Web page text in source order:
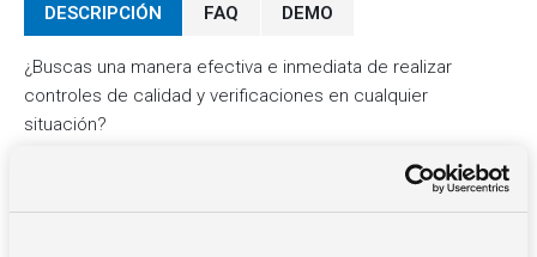
DESCRIPCIÓN FAQ DEMO
¿Buscas una manera efectiva e inmediata de realizar
controles de calidad y verificaciones en cualquier
situación?
¡Con la App ZAudit, gestionar las inspecciones es rápido